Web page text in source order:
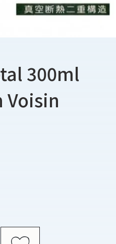
300ml
Voisin